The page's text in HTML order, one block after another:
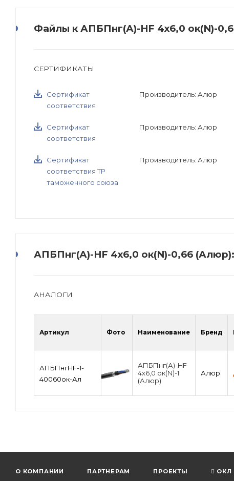
Файлы к АПБПнг(А)-HF 4х6,0 ок(N)-
СЕРТИФИКАТЫ
Сертификат
соответствия
Производитель: Алюр
Сертификат
соответствия
Производитель: Алюр
Сертификат
соответствия ТР
таможенного союза
Производитель: Алюр
АПБПнг(А)-HF 4х6,0 ок(N)-0,66
АНАЛОГИ
Артикул Фото Наименование Бренд
АПБПнгHF-1-
40060ок-Ал
АПБПнг(А)-HF
4х6,0 ок(N)-1
(Алюр)
Алюр
О КОМПАНИИ ПАРТНЕРАМ ПРОЕКТЫ ОКЛ